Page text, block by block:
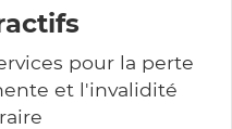
pour la perte
et l'invalidité